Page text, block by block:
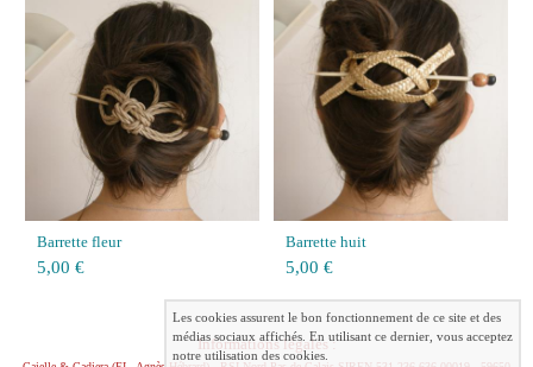
Barrette fleur
5,00 €
Barrette huit
5,00 €
Informations légales :
Les cookies assurent le bon fonctionnement de ce site et des
médias sociaux affichés. En utilisant ce dernier, vous acceptez
notre utilisation des cookies.